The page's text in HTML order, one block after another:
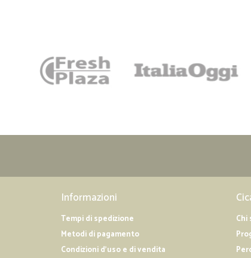
Informazioni
Tempi di spedizione
Metodi di pagamento
Condizioni d'uso e di vendita
Chi